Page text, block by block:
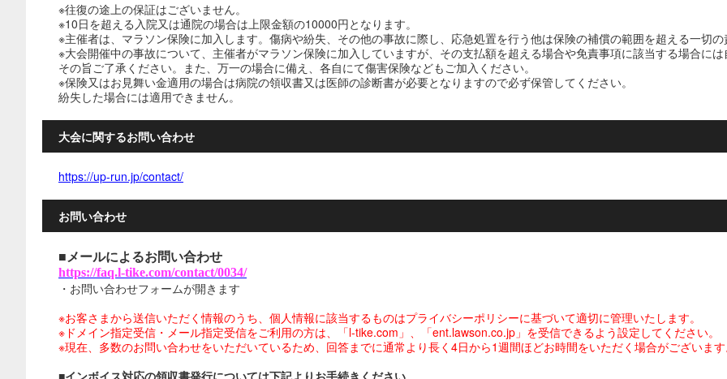
※往復の途上の保証はございません。
※10日を超える入院又は通院の場合は上限金額の10000円となります。
※主催者は、マラソン保険に加入します。傷病や紛失、その他の事故に際し、応急処置を行う他は保険の補償の範囲を超える一切の
※大会開催中の事故について、主催者がマラソン保険に加入していますが、その支払額を超える場合や免責事項に該当する場合には
その旨ご了承ください。また、万一の場合に備え、各自にて傷害保険などもご加入ください。
※保険又はお見舞い金適用の場合は病院の領収書又は医師の診断書が必要となりますので必ず保管してください。
紛失した場合には適用できません。
大会に関するお問い合わせ
https://up-run.jp/contact/
お問い合わせ
■メールによるお問い合わせ
https://faq.l-tike.com/contact/0034/
・お問い合わせフォームが開きます
※お客さまから送信いただく情報のうち、個人情報に該当するものはプライバシーポリシーに基づいて適切に管理いたします。
※ドメイン指定受信・メール指定受信をご利用の方は、「l-tike.com」、「ent.lawson.co.jp」を受信できるよう設定してください。
※現在、多数のお問い合わせをいただいているため、回答までに通常より長く4日から1週間ほどお時間をいただく場合がございます
■インボイス対応の領収書発行については下記よりお手続きください。